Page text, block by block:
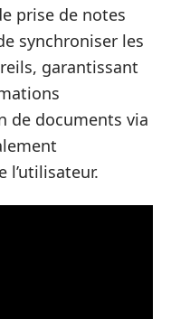
prise de notes
synchroniser les
garantissant
de documents via
l’utilisateur.